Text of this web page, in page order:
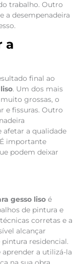
trabalho. Outro
a desempenadeira
a
final ao
. Um dos mais
grossas, o
e fissuras. Outro
afetar a qualidade
importante
podem deixar
gesso lisoé
de pintura e
corretas e a
alcançar
residencial.
a utilizá-la